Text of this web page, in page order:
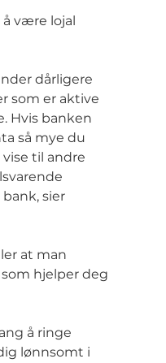
være lojal
dårligere
som er aktive
Hvis banken
så mye du
til andre
sier
at man
hjelper deg
å ringe
lønnsomt i